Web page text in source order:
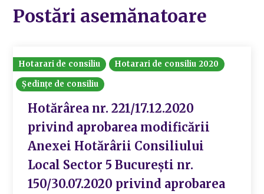
Postări asemănatoare
Hotarari de consiliu
Hotarari de consiliu 2020
Ședințe de consiliu
Hotărârea nr. 221/17.12.2020
privind aprobarea modificării
Anexei Hotărârii Consiliului
Local Sector 5 București nr.
150/30.07.2020 privind aprobarea